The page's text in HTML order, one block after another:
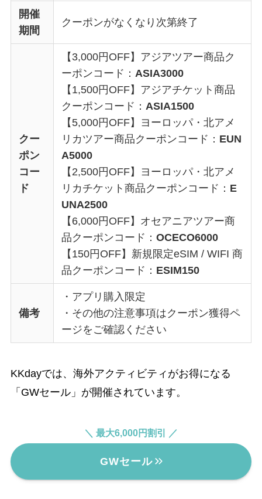
開催
期間
クーポンがなくなり次第終了
クー
ポン
コー
ド
【3,000円OFF】アジアツアー商品ク
ーポンコード：ASIA3000
【1,500円OFF】アジアチケット商品
クーポンコード：ASIA1500
【5,000円OFF】ヨーロッパ・北アメ
リカツアー商品クーポンコード： EUN
A5000
【2,500円OFF】ヨーロッパ・北アメ
リカチケット商品クーポンコード： E
UNA2500
【6,000円OFF】オセアニアツアー商
品クーポンコード：OCECO6000
【150円OFF】新規限定eSIM / WIFI 商
品クーポンコード： ESIM150
備考
・アプリ購入限定
・その他の注意事項はクーポン獲得ペ
ージをご確認ください
KKdayでは、海外アクティビティがお得になる
「GWセール」が開催されています。
＼ 最大6,000円割引 ／
GWセール